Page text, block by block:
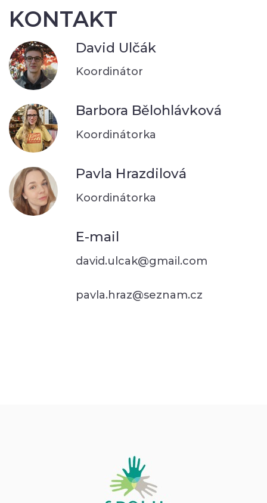
KONTAKT
David Ulčák
Koordinátor
Barbora Bělohlávková
Koordinátorka
Pavla Hrazdilová
Koordinátorka
E-mail
david.ulcak@gmail.com
pavla.hraz@seznam.cz